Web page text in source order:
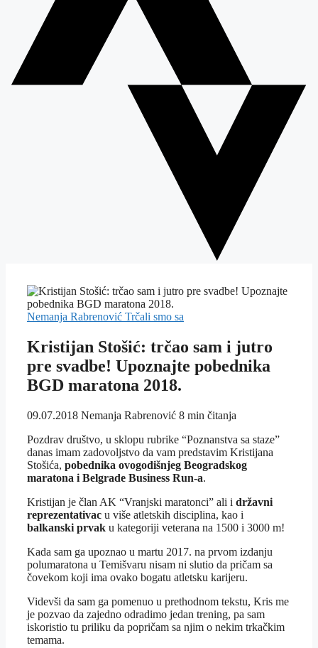
Nemanja Rabrenović Trčali smo sa
Kristijan Stošić: trčao sam i jutro
pre svadbe! Upoznajte pobednika
BGD maratona 2018.
09.07.2018 Nemanja Rabrenović 8 min čitanja
Pozdrav društvo, u sklopu rubrike “Poznanstva sa staze”
danas imam zadovoljstvo da vam predstavim Kristijana
Stošića, pobednika ovogodišnjeg Beogradskog
maratona i Belgrade Business Run-a.
Kristijan je član AK “Vranjski maratonci” ali i državni
reprezentativac u više atletskih disciplina, kao i
balkanski prvak u kategoriji veterana na 1500 i 3000 m!
Kada sam ga upoznao u martu 2017. na prvom izdanju
polumaratona u Temišvaru nisam ni slutio da pričam sa
čovekom koji ima ovako bogatu atletsku karijeru.
Videvši da sam ga pomenuo u prethodnom tekstu, Kris me
je pozvao da zajedno odradimo jedan trening, pa sam
iskoristio tu priliku da popričam sa njim o nekim trkačkim
temama.